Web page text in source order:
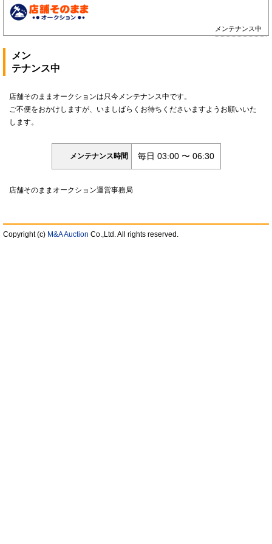
メンテナンス中
メン
テナンス中
店舗そのままオークションは只今メンテナンス中です。
ご不便をおかけしますが、いましばらくお待ちくださいますようお願いいた
します。
メンテナンス時間 毎日 03:00 〜 06:30
店舗そのままオークション運営事務局
Copyright (c) M&A Auction Co.,Ltd. All rights reserved.